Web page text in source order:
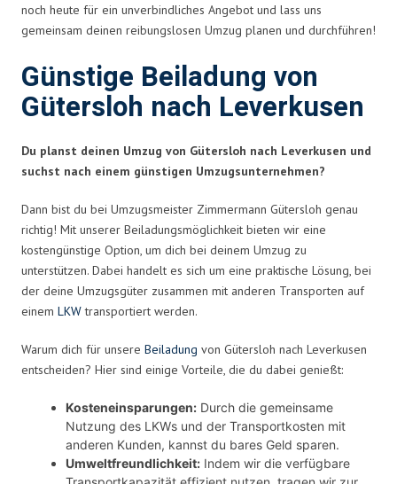
noch heute für ein unverbindliches Angebot und lass uns
gemeinsam deinen reibungslosen Umzug planen und durchführen!
Günstige Beiladung von
Gütersloh nach Leverkusen
Du planst deinen Umzug von Gütersloh nach Leverkusen und
suchst nach einem günstigen Umzugsunternehmen?
Dann bist du bei Umzugsmeister Zimmermann Gütersloh genau
richtig! Mit unserer Beiladungsmöglichkeit bieten wir eine
kostengünstige Option, um dich bei deinem Umzug zu
unterstützen. Dabei handelt es sich um eine praktische Lösung, bei
der deine Umzugsgüter zusammen mit anderen Transporten auf
einem LKWtransportiert werden.
Warum dich für unsere Beiladung von Gütersloh nach Leverkusen
entscheiden? Hier sind einige Vorteile, die du dabei genießt:
Kosteneinsparungen: Durch die gemeinsame
Nutzung des LKWs und der Transportkosten mit
anderen Kunden, kannst du bares Geld sparen.
Umweltfreundlichkeit: Indem wir die verfügbare